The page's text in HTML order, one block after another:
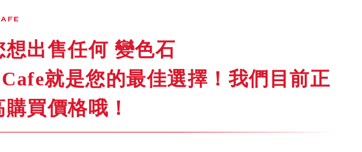
想出售任何 變色石
就是您的最佳選擇！我們目前正
買價格哦！